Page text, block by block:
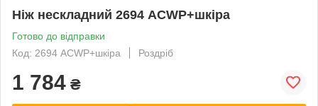
Ніж нескладний 2694 ACWP+шкіра
Готово до відправки
Код: 2694 ACWP+шкіра
Роздріб
1 784 ₴